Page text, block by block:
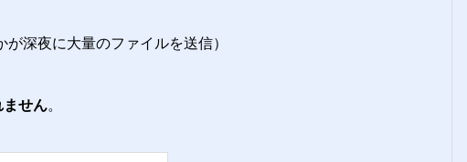
深夜に大量のファイルを送信）
ません。